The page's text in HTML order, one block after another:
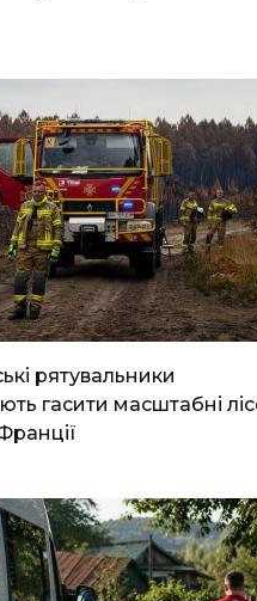
рятувальники
гасити масштабні